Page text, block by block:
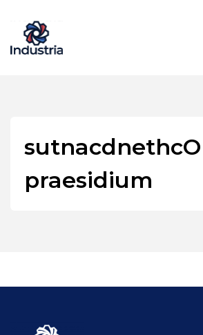
praesidium